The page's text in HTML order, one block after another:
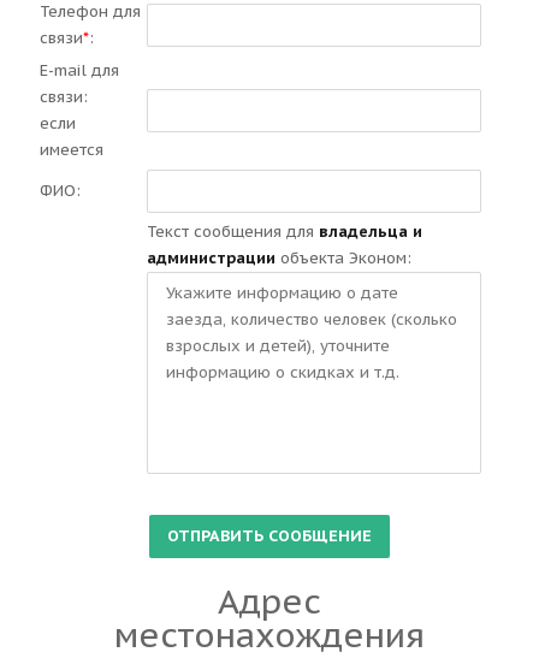
Телефон для
связи*:
E-mail для
связи:
если
имеется
ФИО:
Текст сообщения для владельца и
администрации объекта Эконом:
Адрес
местонахождения